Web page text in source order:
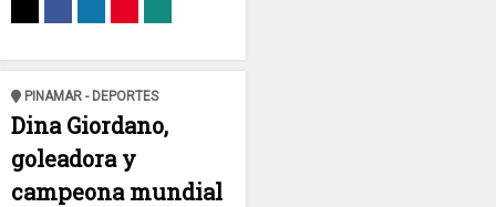
PINAMAR - DEPORTES
Dina Giordano,
goleadora y
campeona mundial